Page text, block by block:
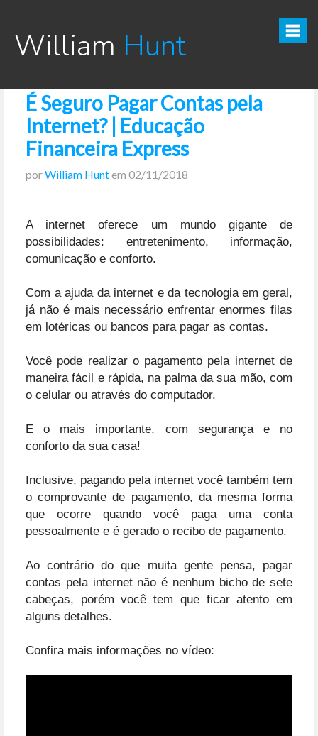
William Hunt
CURSO TESOURO DIRETO PRO
CURSO SEGREDOS DOS INVESTIMENTOS PARA INICIANTES
VÍDEOS
POSTS
É Seguro Pagar Contas pela
Internet? | Educação
Financeira Express
porWilliam Huntem 02/11/2018
A internet oferece um mundo gigante de
possibilidades: entretenimento, informação,
comunicação e conforto.
Com a ajuda da internet e da tecnologia em geral,
já não é mais necessário enfrentar enormes filas
em lotéricas ou bancos para pagar as contas.
Você pode realizar o pagamento pela internet de
maneira fácil e rápida, na palma da sua mão, com
o celular ou através do computador.
E o mais importante, com segurança e no
conforto da sua casa!
Inclusive, pagando pela internet você também tem
o comprovante de pagamento, da mesma forma
que ocorre quando você paga uma conta
pessoalmente e é gerado o recibo de pagamento.
Ao contrário do que muita gente pensa, pagar
contas pela internet não é nenhum bicho de sete
cabeças, porém você tem que ficar atento em
alguns detalhes.
Confira mais informações no vídeo: